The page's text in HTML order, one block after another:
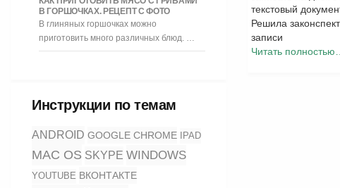
В ГОРШОЧКАХ. РЕЦЕПТ С ФОТО
В глиняных горшочках можно
приготовить много различных блюд. …
Инструкции по темам
ANDROID GOOGLE CHROME IPAD
MAC OS SKYPE WINDOWS
YOUTUBE ВКОНТАКТЕ
текстовый
Решила
записи
Читать полностью…